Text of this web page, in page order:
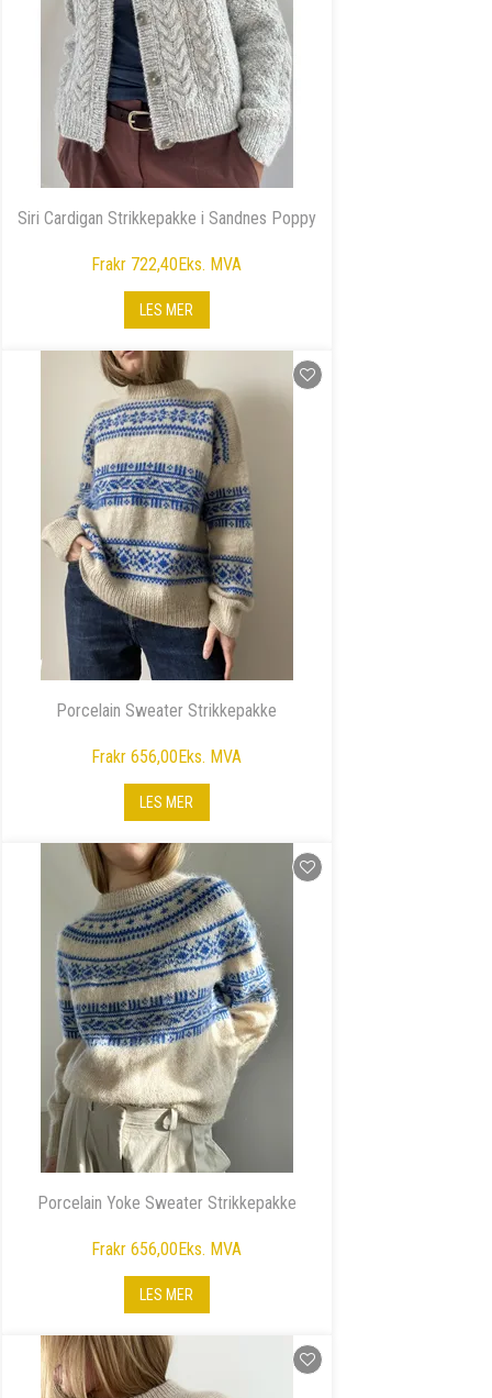
Siri Cardigan Strikkepakke i Sandnes Poppy
Frakr 722,40Eks. MVA
LES MER
Porcelain Sweater Strikkepakke
Frakr 656,00Eks. MVA
LES MER
Porcelain Yoke Sweater Strikkepakke
Frakr 656,00Eks. MVA
LES MER